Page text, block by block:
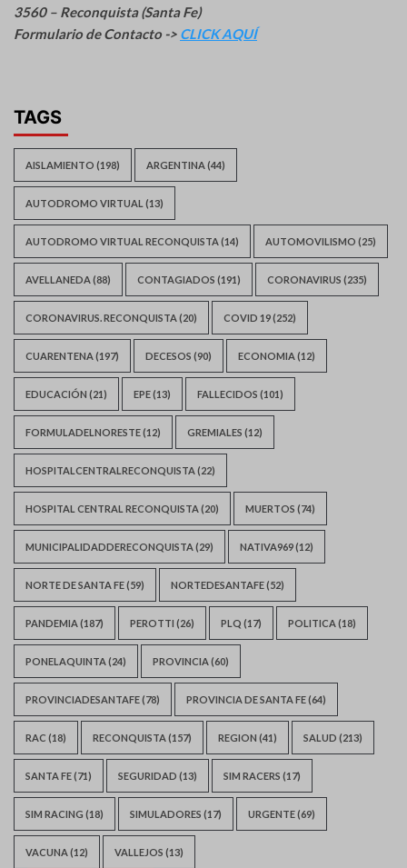
3560 – Reconquista (Santa Fe)
Formulario de Contacto -> CLICK AQUÍ
TAGS
AISLAMIENTO (198) ARGENTINA(44)
AUTODROMO VIRTUAL (13)
AUTODROMO VIRTUAL RECONQUISTA(14) AUTOMOVILISMO (25)
AVELLANEDA(88) CONTAGIADOS (191) CORONAVIRUS (235)
CORONAVIRUS. RECONQUISTA(20) COVID 19(252)
CUARENTENA(197) DECESOS (90) ECONOMIA(12)
EDUCACIÓN (21) EPE(13) FALLECIDOS (101)
FORMULADELNORESTE(12) GREMIALES (12)
HOSPITALCENTRALRECONQUISTA(22)
HOSPITAL CENTRAL RECONQUISTA(20) MUERTOS (74)
MUNICIPALIDADDERECONQUISTA(29) NATIVA969(12)
NORTE DE SANTA FE(59) NORTEDESANTAFE(52)
PANDEMIA(187) PEROTTI (26) PLQ (17) POLITICA(18)
PONELAQUINTA(24) PROVINCIA(60)
PROVINCIADESANTAFE(78) PROVINCIA DE SANTA FE(64)
RAC (18) RECONQUISTA(157) REGION (41) SALUD (213)
SANTA FE(71) SEGURIDAD (13) SIM RACERS (17)
SIM RACING (18) SIMULADORES (17) URGENTE(69)
VACUNA(12) VALLEJOS (13)